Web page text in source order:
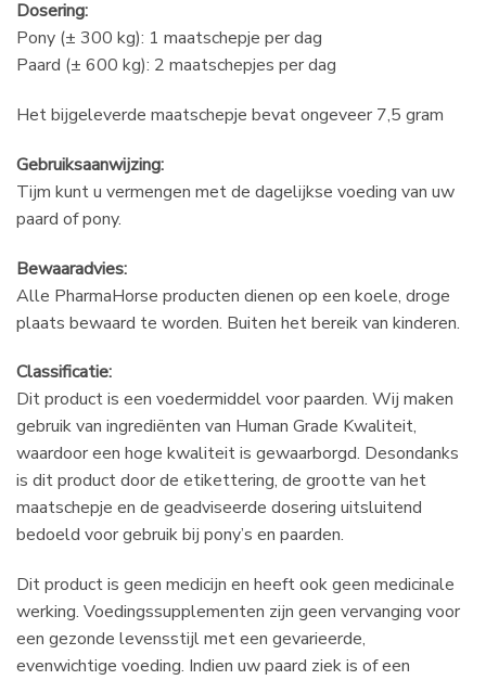
Dosering:
Pony (± 300 kg): 1 maatschepje per dag
Paard (± 600 kg): 2 maatschepjes per dag
Het bijgeleverde maatschepje bevat ongeveer 7,5 gram
Gebruiksaanwijzing:
Tijm kunt u vermengen met de dagelijkse voeding van uw
paard of pony.
Bewaaradvies:
Alle PharmaHorse producten dienen op een koele, droge
plaats bewaard te worden. Buiten het bereik van kinderen.
Classificatie:
Dit product is een voedermiddel voor paarden. Wij maken
gebruik van ingrediënten van Human Grade Kwaliteit,
waardoor een hoge kwaliteit is gewaarborgd. Desondanks
is dit product door de etikettering, de grootte van het
maatschepje en de geadviseerde dosering uitsluitend
bedoeld voor gebruik bij pony’s en paarden.
Dit product is geen medicijn en heeft ook geen medicinale
werking. Voedingssupplementen zijn geen vervanging voor
een gezonde levensstijl met een gevarieerde,
evenwichtige voeding. Indien uw paard ziek is of een